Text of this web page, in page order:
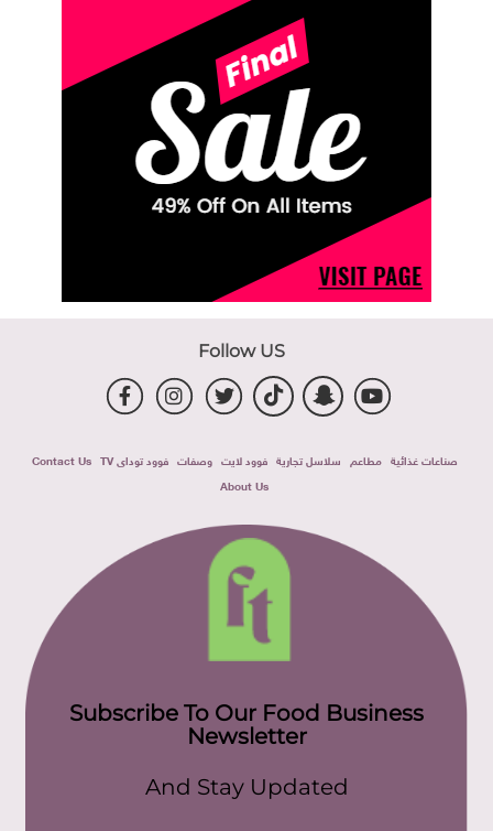
Follow US
صناعات غذائية مطاعم سلاسل تجارية فوود لايت وصفات فوود توداى TV
Contact Us
About Us
Subscribe To Our Food Business
Newsletter
And Stay Updated